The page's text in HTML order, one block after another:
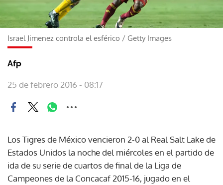
Israel Jimenez controla el esférico / Getty Images
Afp
25 de febrero 2016 - 08:17
Los Tigres de México vencieron 2-0 al Real Salt Lake de
Estados Unidos la noche del miércoles en el partido de
ida de su serie de cuartos de final de la Liga de
Campeones de la Concacaf 2015-16, jugado en el